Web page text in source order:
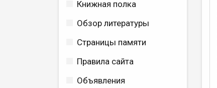
Книжная полка
Обзор литературы
Страницы памяти
Правила сайта
Объявления